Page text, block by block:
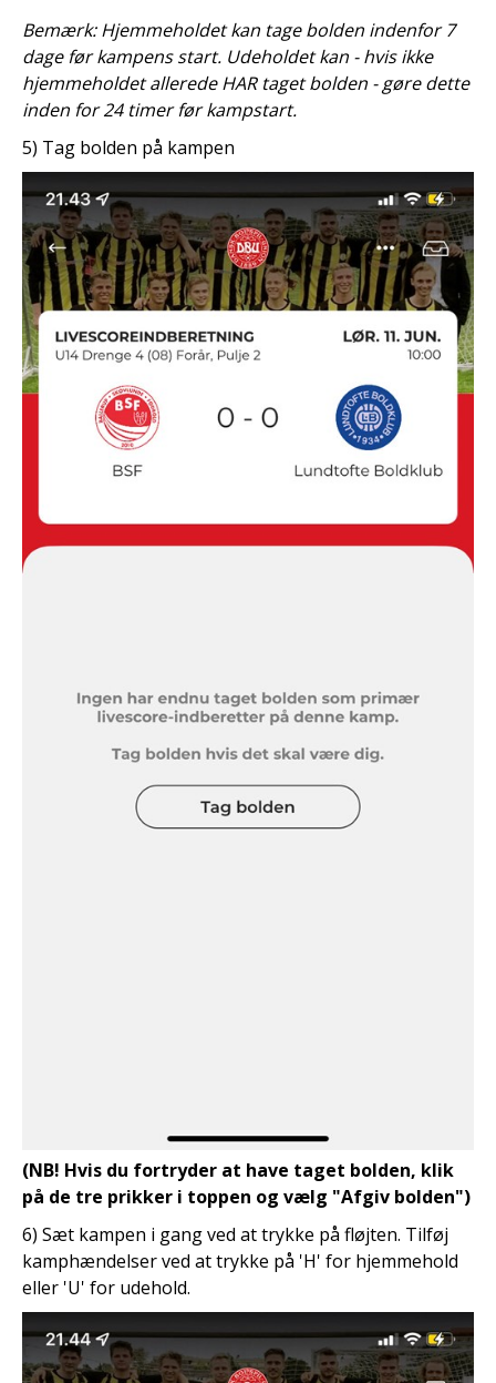
Bemærk: Hjemmeholdet kan tage bolden indenfor 7
dage før kampens start. Udeholdet kan - hvis ikke
hjemmeholdet allerede HAR taget bolden - gøre dette
inden for 24 timer før kampstart.
5) Tag bolden på kampen
(NB! Hvis du fortryder at have taget bolden, klik
på de tre prikker i toppen og vælg "Afgiv bolden")
6) Sæt kampen i gang ved at trykke på fløjten. Tilføj
kamphændelser ved at trykke på 'H' for hjemmehold
eller 'U' for udehold.